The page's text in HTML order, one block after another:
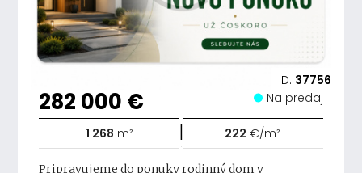
ID: 37756
282 000 € Na predaj
1 268 m² | 222 €/m²
Pripravujeme do ponuky rodinný dom v